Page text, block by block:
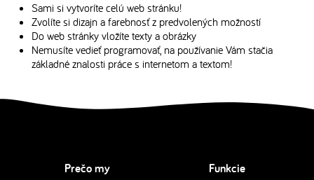
Sami si vytvoríte celú web stránku!
Zvolíte si dizajn a farebnosť z predvolených možností
Do web stránky vložíte texty a obrázky
Nemusíte vedieť programovať, na používanie Vám stačia
základné znalosti práce s internetom a textom!
Prečo my Funkcie